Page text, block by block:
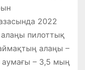
2022
пилоттық
алаңы –
аумағы – 3,5 мың